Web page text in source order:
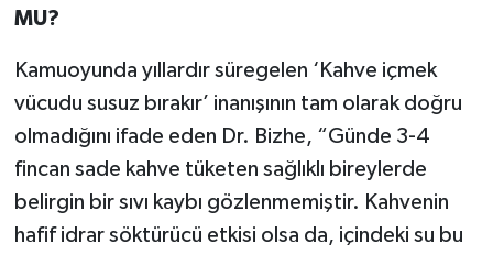
MU?
Kamuoyunda yıllardır süregelen ‘Kahve içmek
vücudu susuz bırakır’ inanışının tam olarak doğru
olmadığını ifade eden Dr. Bizhe, “Günde 3-4
fincan sade kahve tüketen sağlıklı bireylerde
belirgin bir sıvı kaybı gözlenmemiştir. Kahvenin
hafif idrar söktürücü etkisi olsa da, içindeki su bu